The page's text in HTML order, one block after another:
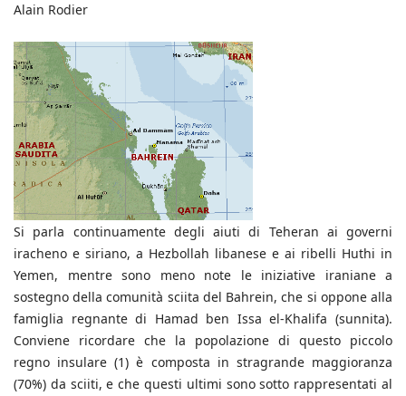
Alain Rodier
Si parla continuamente degli aiuti di Teheran ai governi
iracheno e siriano, a Hezbollah libanese e ai ribelli Huthi in
Yemen, mentre sono meno note le iniziative iraniane a
sostegno della comunità sciita del Bahrein, che si oppone alla
famiglia regnante di Hamad ben Issa el-Khalifa (sunnita).
Conviene ricordare che la popolazione di questo piccolo
regno insulare (1) è composta in stragrande maggioranza
(70%) da sciiti, e che questi ultimi sono sotto rappresentati al